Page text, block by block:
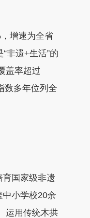
增速为全省
非遗+生活”的
盖率超过
数多年位列全
国家级非遗
中小学校20余
运用传统木拱